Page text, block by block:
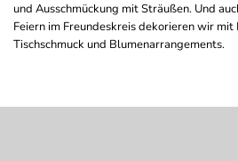
und Ausschmückung mit Sträußen. Und
Feiern im Freundeskreis dekorieren wir
Tischschmuck und Blumenarrangements.